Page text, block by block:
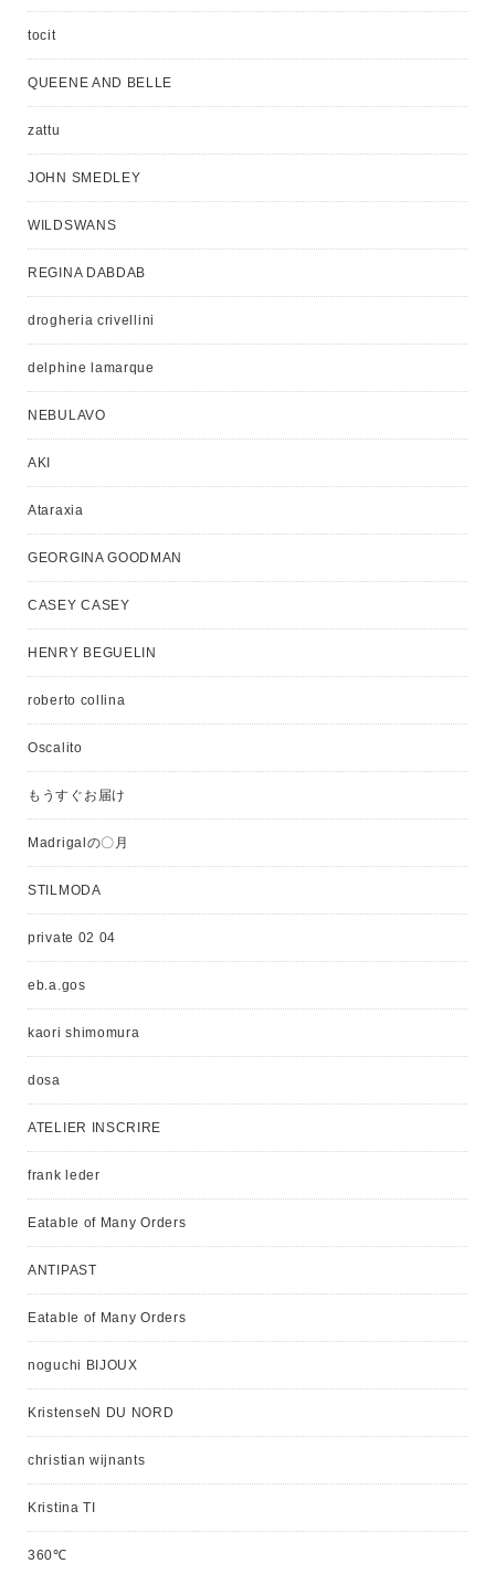
tocit
QUEENE AND BELLE
zattu
JOHN SMEDLEY
WILDSWANS
REGINA DABDAB
drogheria crivellini
delphine lamarque
NEBULAVO
AKI
Ataraxia
GEORGINA GOODMAN
CASEY CASEY
HENRY BEGUELIN
roberto collina
Oscalito
もうすぐお届け
Madrigalの〇月
STILMODA
private 02 04
eb.a.gos
kaori shimomura
dosa
ATELIER INSCRIRE
frank leder
Eatable of Many Orders
ANTIPAST
Eatable of Many Orders
noguchi BIJOUX
KristenseN DU NORD
christian wijnants
Kristina TI
360℃